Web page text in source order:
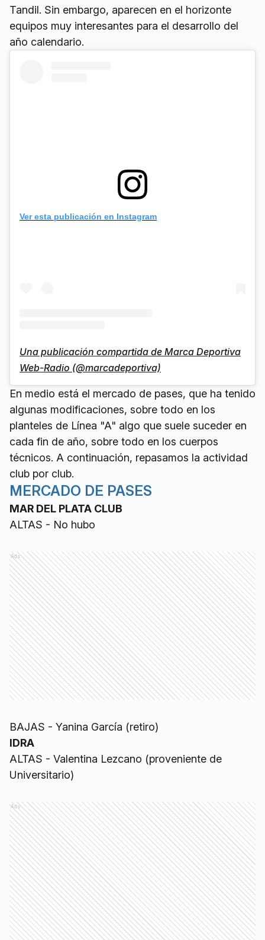
Tandil. Sin embargo, aparecen en el horizonte
equipos muy interesantes para el desarrollo del
año calendario.
Ver esta publicación en Instagram
Una publicación compartida de Marca Deportiva
Web-Radio (@marcadeportiva)
En medio está el mercado de pases, que ha tenido
algunas modificaciones, sobre todo en los
planteles de Línea "A" algo que suele suceder en
cada fin de año, sobre todo en los cuerpos
técnicos. A continuación, repasamos la actividad
club por club.
MERCADO DE PASES
MAR DEL PLATA CLUB
ALTAS - No hubo
Ads
BAJAS - Yanina García (retiro)
IDRA
ALTAS - Valentina Lezcano (proveniente de
Universitario)
Ads